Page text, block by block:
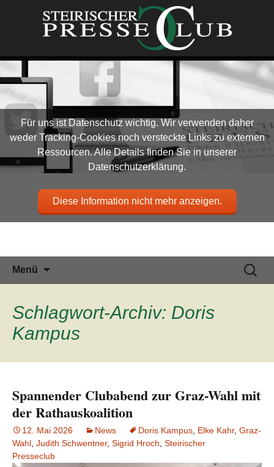
Menü
Suchen
nach:
Schlagwort-Archiv: Doris
Kampus
Spannender Clubabend zur Graz-Wahl mit
der Rathauskoalition
12. Mai 2026 News Doris Kampus Elke Kahr, Graz-
Wahl Judith Schwentner, Sigrid Hroch Steirischer
Presseclub
Für uns ist Datenschutz wichtig. Wir verwenden daher
weder Tracking-Cookies noch versteckte Links zu externen
Ressourcen. Alle Details finden Sie in unserer
Datenschutzerklärung.
Diese Information nicht mehr anzeigen.